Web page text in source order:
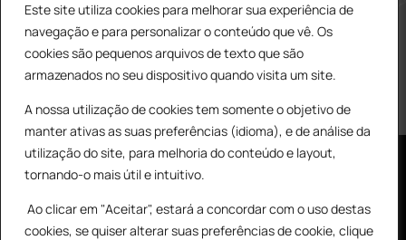
Este site utiliza cookies para melhorar sua experiência de
navegação e para personalizar o conteúdo que vê. Os
cookies são pequenos arquivos de texto que são
armazenados no seu dispositivo quando visita um site.
A nossa utilização de cookies tem somente o objetivo de
manter ativas as suas preferências (idioma), e de análise da
utilização do site, para melhoria do conteúdo e layout,
tornando-o mais útil e intuitivo.
Ao clicar em "Aceitar", estará a concordar com o uso destas
cookies, se quiser alterar suas preferências de cookie, clique
2820-287 • Charneca de Caparica
Products
search PESQUISAR